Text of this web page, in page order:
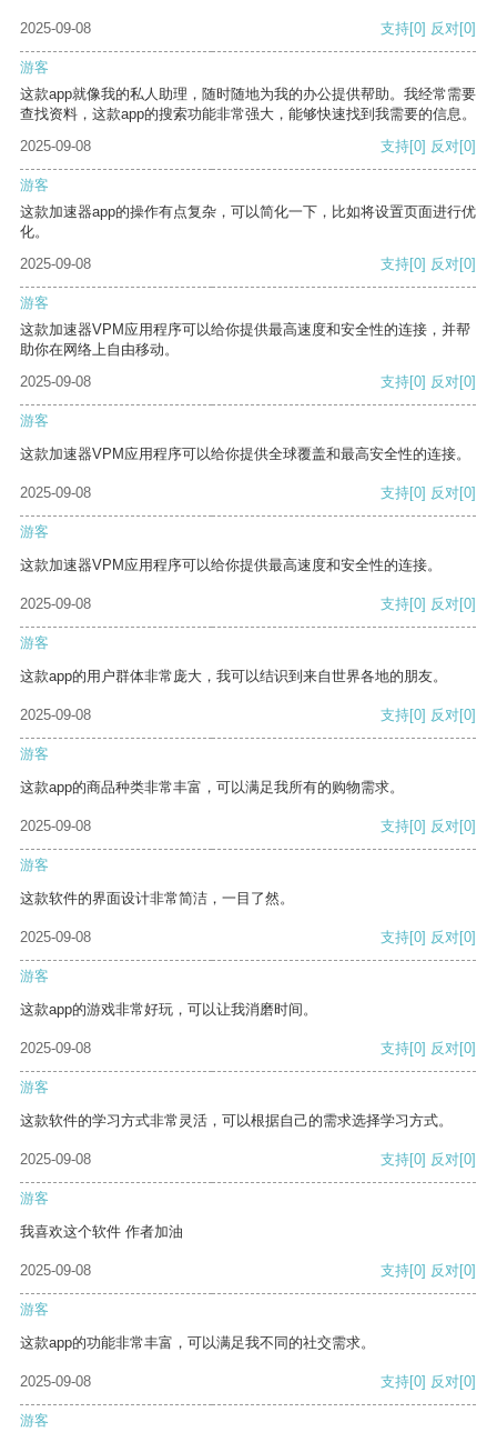
2025-09-08 支持[0] 反对[0]
游客
这款app就像我的私人助理，随时随地为我的办公提供帮助。我经常需要
查找资料，这款app的搜索功能非常强大，能够快速找到我需要的信息。
2025-09-08
支持[0] 反对[0]
游客
这款加速器app的操作有点复杂，可以简化一下，比如将设置页面进行优
化。
2025-09-08
支持[0] 反对[0]
游客
这款加速器VPM应用程序可以给你提供最高速度和安全性的连接，并帮
助你在网络上自由移动。
2025-09-08
支持[0] 反对[0]
游客
这款加速器VPM应用程序可以给你提供全球覆盖和最高安全性的连接。
2025-09-08 支持[0] 反对[0]
游客
这款加速器VPM应用程序可以给你提供最高速度和安全性的连接。
2025-09-08 支持[0] 反对[0]
游客
这款app的用户群体非常庞大，我可以结识到来自世界各地的朋友。
2025-09-08 支持[0] 反对[0]
游客
这款app的商品种类非常丰富，可以满足我所有的购物需求。
2025-09-08 支持[0] 反对[0]
游客
这款软件的界面设计非常简洁，一目了然。
2025-09-08 支持[0] 反对[0]
游客
这款app的游戏非常好玩，可以让我消磨时间。
2025-09-08 支持[0] 反对[0]
游客
这款软件的学习方式非常灵活，可以根据自己的需求选择学习方式。
2025-09-08 支持[0] 反对[0]
游客
我喜欢这个软件 作者加油
2025-09-08 支持[0] 反对[0]
游客
这款app的功能非常丰富，可以满足我不同的社交需求。
2025-09-08 支持[0] 反对[0]
游客